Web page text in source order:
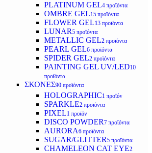
PLATINUM GEL4 προϊόντα
OMBRE GEL15 προϊόντα
FLOWER GEL13 προϊόντα
LUNAR5 προϊόντα
METALLIC GEL2 προϊόντα
PEARL GEL6 προϊόντα
SPIDER GEL2 προϊόντα
PAINTING GEL UV/LED10
προϊόντα
ΣΚΟΝΕΣ90 προϊόντα
HOLOGRAPHIC1 προϊόν
SPARKLE2 προϊόντα
PIXEL1 προϊόν
DISCO POWDER7 προϊόντα
AURORA6 προϊόντα
SUGAR/GLITTER5 προϊόντα
CHAMELEON CAT EYE2